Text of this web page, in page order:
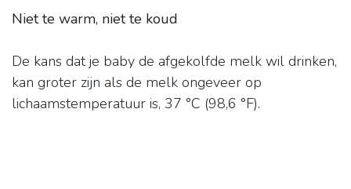
Niet te warm, niet te koud
De kans dat je baby de afgekolfde melk wil drinken,
kan groter zijn als de melk ongeveer op
lichaamstemperatuur is, 37 °C (98,6 °F).